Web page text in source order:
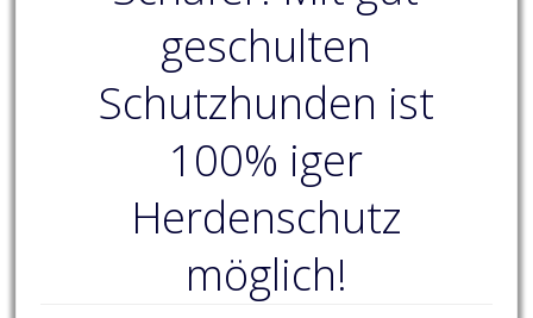
geschulten
Schutzhunden ist
100% iger
Herdenschutz
möglich!